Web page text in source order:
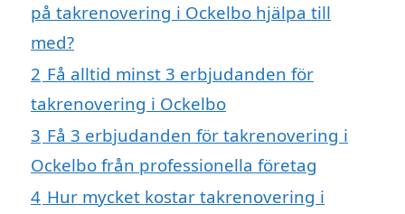
på takrenovering i Ockelbo hjälpa till
med?
2 Få alltid minst 3 erbjudanden för
takrenovering i Ockelbo
3 Få 3 erbjudanden för takrenovering i
Ockelbo från professionella företag
4 Hur mycket kostar takrenovering i